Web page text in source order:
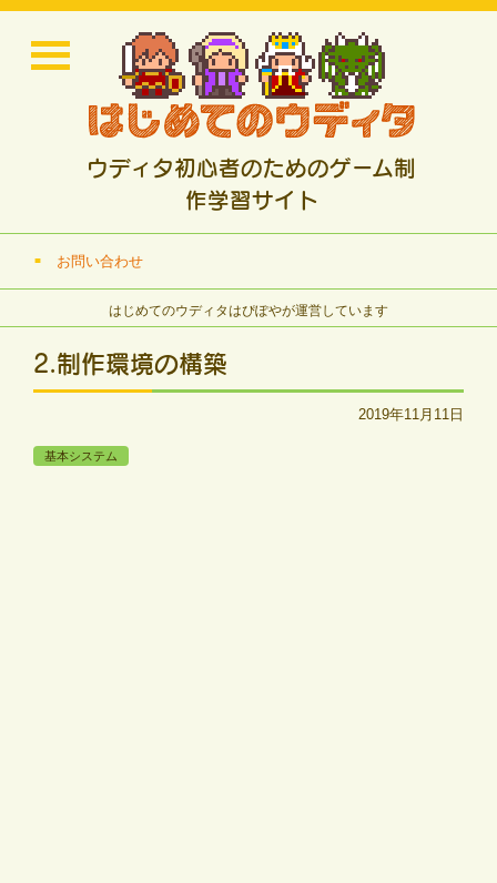
ウディタ初心者のためのゲーム制
作学習サイト
お問い合わせ
はじめてのウディタはぴぽやが運営しています
2.制作環境の構築
2019年11月11日
基本システム